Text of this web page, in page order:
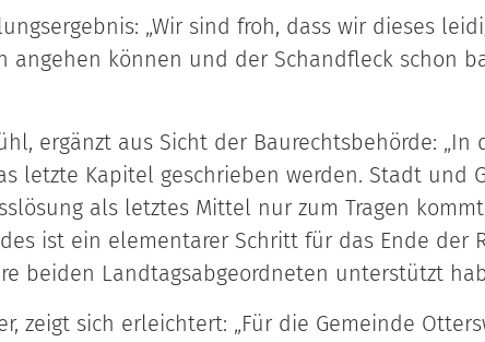
„Wir sind froh, dass wir dieses
angehen können und der Schandfleck schon
ergänzt aus Sicht der Baurechtsbehörde: „In
letzte Kapitel geschrieben werden. Stadt und
als letztes Mittel nur zum Tragen
ist ein elementarer Schritt für das Ende der
beiden Landtagsabgeordneten unterstützt
zeigt sich erleichtert: „Für die Gemeinde